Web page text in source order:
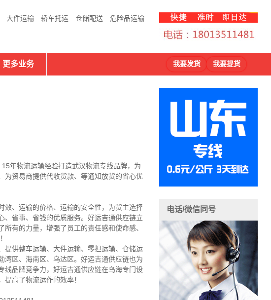
大件运输 轿车托运 仓储配送 危险品运输
更多业务 我要发货 我要提货
年物流运输经验打造武汉物流专线品牌，为
为贸易商提供代收货款、等通知放货的省心优
效、运输的价格、运输的安全性，为货主选择
、省事、省钱的优质服务。好运吉通供应链立
有的力量，增强了员工的责任感和使命感、
提供整车运输、大件运输、零担运输、仓储运
湾区、海南区、乌达区。好运吉通供应链也为
线品牌竞争力，好运吉通供应链在乌海专门设
高了物流运作的效率！
电话/微信同号